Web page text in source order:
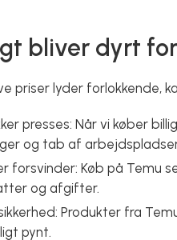
bliver dyrt
priser lyder forlokkende,
presses: Når vi køber
og tab af
forsvinder: Køb på
og afgifter.
Produkter fra
pynt.